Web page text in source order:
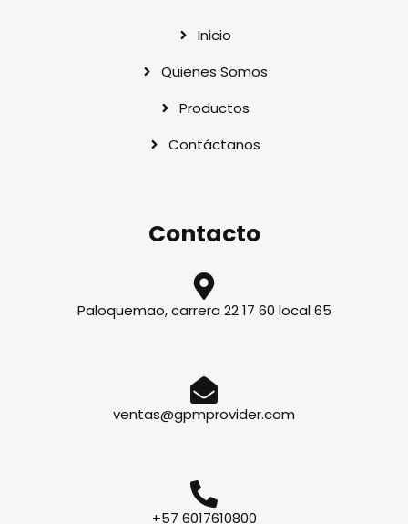
Inicio
Quienes Somos
Productos
Contáctanos
Contacto
Paloquemao, carrera 22 17 60 local 65
ventas@gpmprovider.com
+57 6017610800